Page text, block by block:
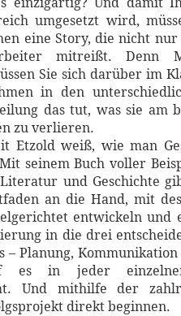
umgesetzt wird,
eine Story, die nicht
mitreißt. Denn
Sie sich darüber im
in den
das tut, was sie am
zu verlieren.
Etzold weiß, wie man
seinem Buch voller
und Geschichte
an die Hand, mit
entwickeln und
in die drei
– Planung,
es in jeder
Und mithilfe der
direkt beginnen.